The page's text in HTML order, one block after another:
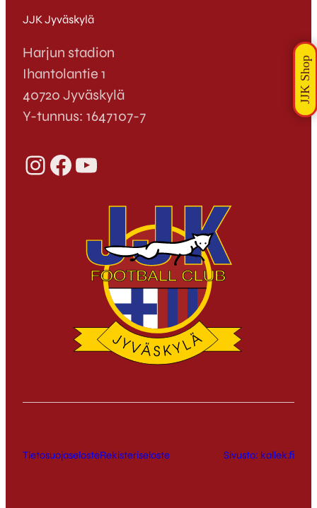
JJK Jyväskylä
Harjun stadion
Ihantolantie 1
40720 Jyväskylä
Y-tunnus: 1647107-7
InstagramFacebook YouTube
TietosuojaselosteRekisteriseloste Sivusto: kallek.fi